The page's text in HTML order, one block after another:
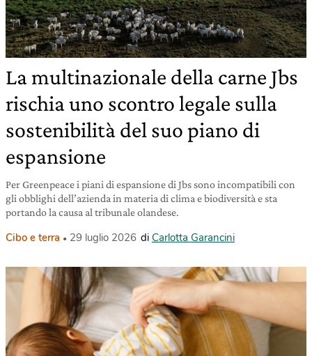
La multinazionale della carne Jbs
rischia uno scontro legale sulla
sostenibilità del suo piano di
espansione
Per Greenpeace i piani di espansione di Jbs sono incompatibili con
gli obblighi dell’azienda in materia di clima e biodiversità e sta
portando la causa al tribunale olandese.
Cibo e terra 29 luglio 2026 di Carlotta Garancini